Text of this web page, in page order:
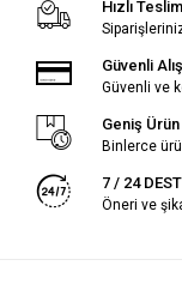
Hızlı
Güvenli
Güvenli ve
Geniş
Binlerce
7 / 24
Öneri ve